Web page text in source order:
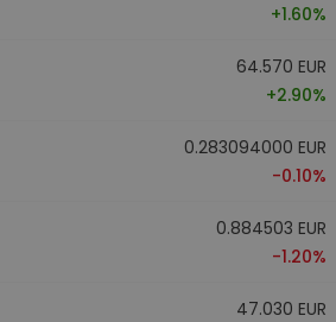
+1.60%
64.570 EUR
+2.90%
0.283094000 EUR
-0.10%
0.884503 EUR
-1.20%
47.030 EUR